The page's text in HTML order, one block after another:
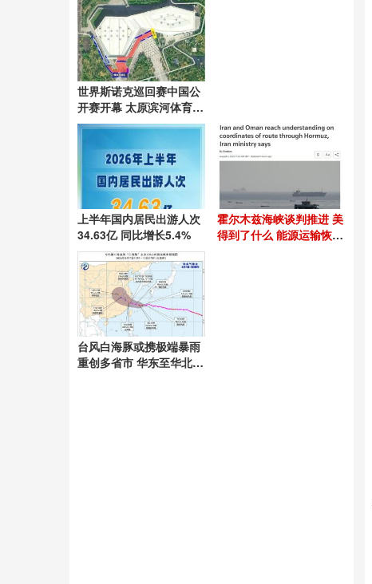
世界斯诺克巡回赛中国公
开赛开幕 太原滨河体育中
心闪耀启幕
上半年国内居民出游人次
34.63亿 同比增长5.4%
霍尔木兹海峡谈判推进 美
得到了什么 能源运输恢复
台风白海豚或携极端暴雨
重创多省市 华东至华北将